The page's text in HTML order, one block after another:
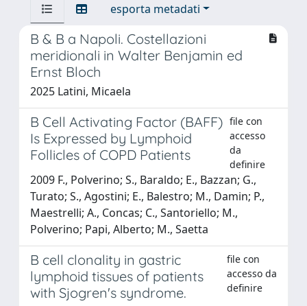
esporta metadati
B & B a Napoli. Costellazioni
meridionali in Walter Benjamin ed
Ernst Bloch
2025 Latini, Micaela
B Cell Activating Factor (BAFF)
Is Expressed by Lymphoid
Follicles of COPD Patients
file con
accesso
da
definire
2009 F., Polverino; S., Baraldo; E., Bazzan; G.,
Turato; S., Agostini; E., Balestro; M., Damin; P.,
Maestrelli; A., Concas; C., Santoriello; M.,
Polverino; Papi, Alberto; M., Saetta
B cell clonality in gastric
lymphoid tissues of patients
with Sjogren's syndrome.
file con
accesso da
definire